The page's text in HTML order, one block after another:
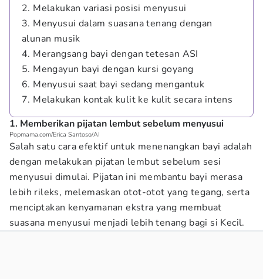
2. Melakukan variasi posisi menyusui
3. Menyusui dalam suasana tenang dengan
alunan musik
4. Merangsang bayi dengan tetesan ASI
5. Mengayun bayi dengan kursi goyang
6. Menyusui saat bayi sedang mengantuk
7. Melakukan kontak kulit ke kulit secara intens
1. Memberikan pijatan lembut sebelum menyusui
Popmama.com/Erica Santoso/AI
Salah satu cara efektif untuk menenangkan bayi adalah
dengan melakukan pijatan lembut sebelum sesi
menyusui dimulai. Pijatan ini membantu bayi merasa
lebih rileks, melemaskan otot-otot yang tegang, serta
menciptakan kenyamanan ekstra yang membuat
suasana menyusui menjadi lebih tenang bagi si Kecil.